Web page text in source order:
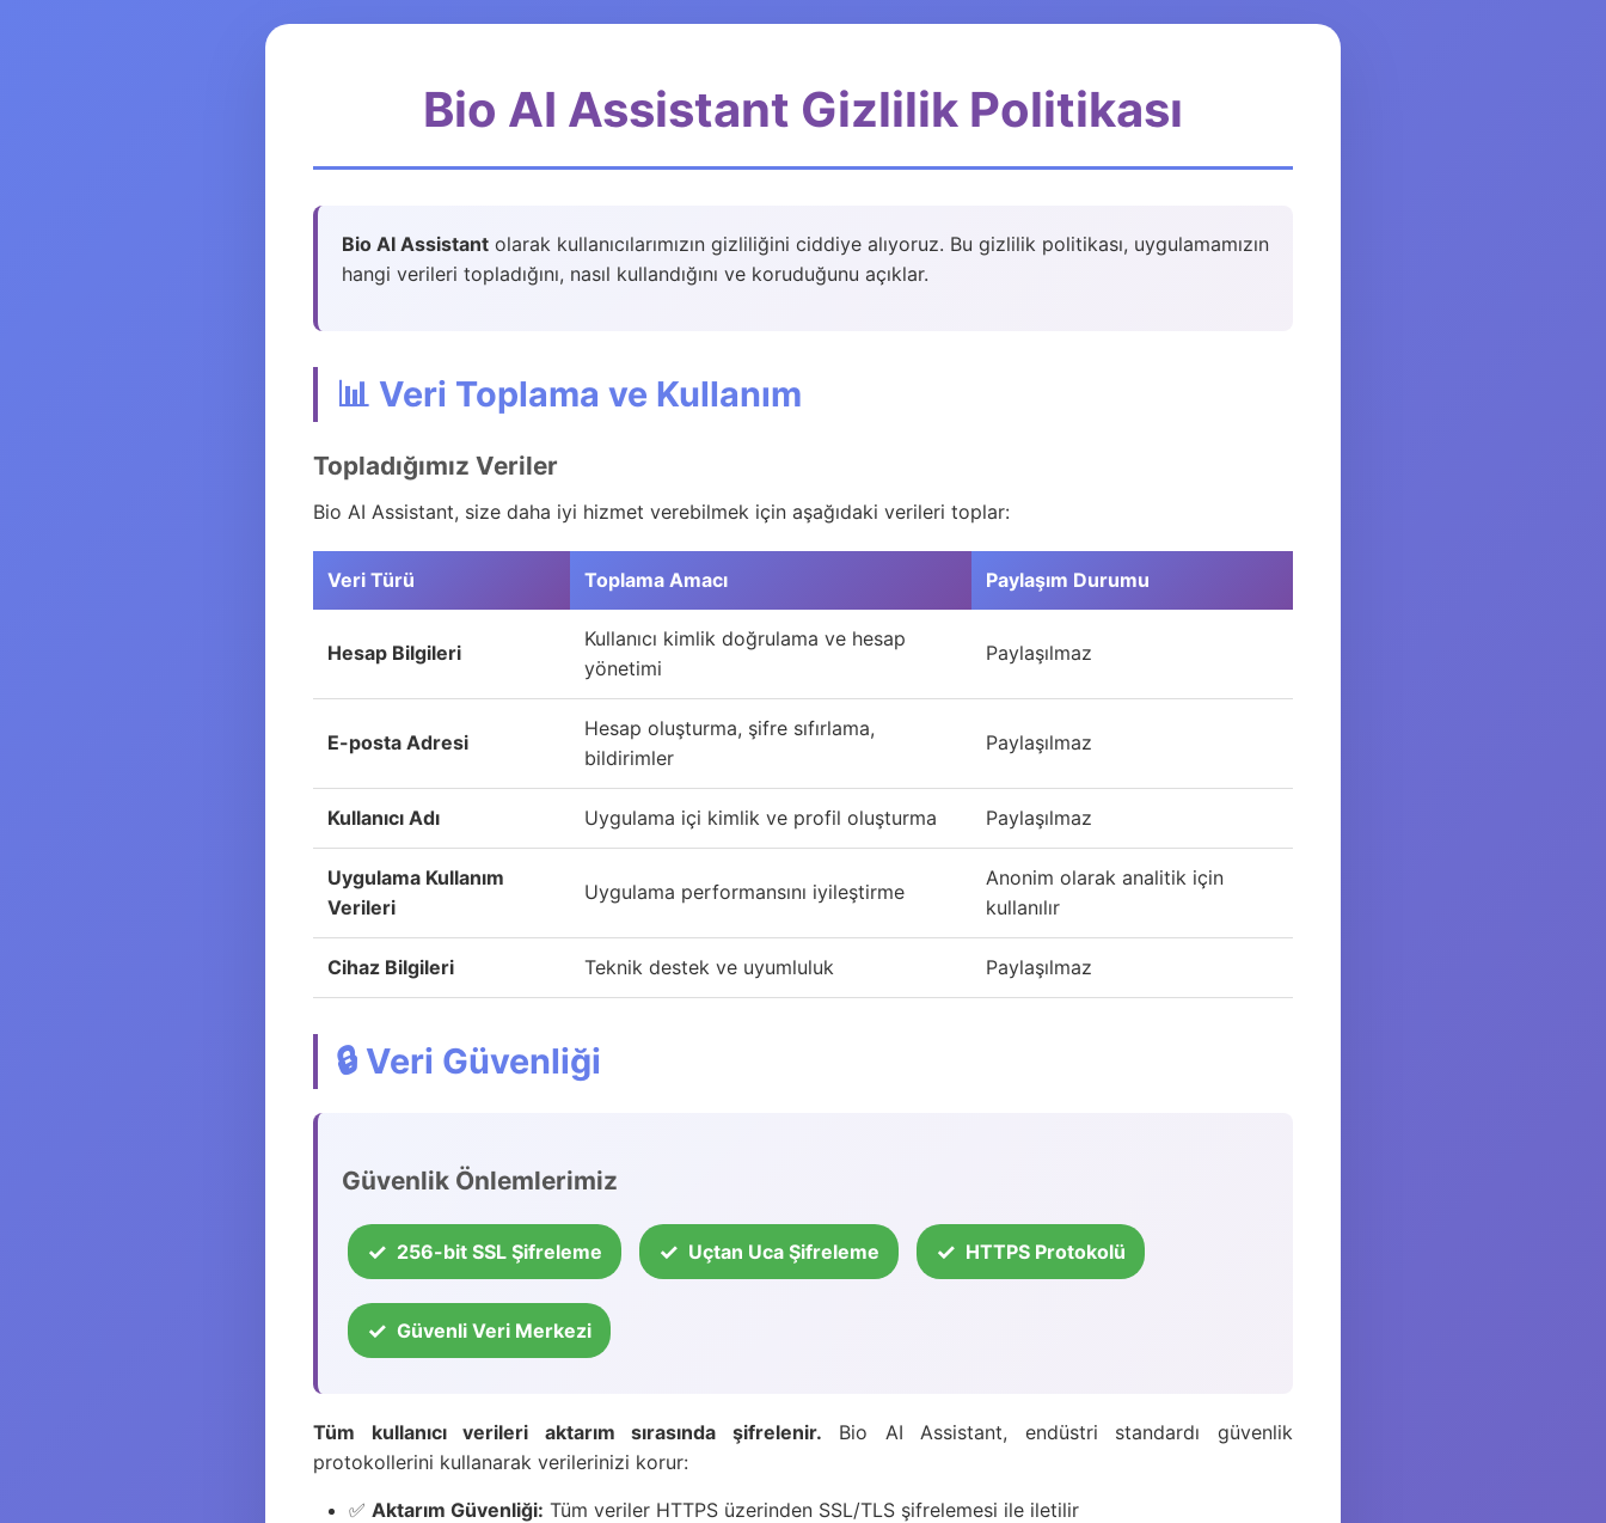
Bio AI Assistant Gizlilik Politikası
Bio AI Assistant olarak kullanıcılarımızın gizliliğini ciddiye alıyoruz. Bu gizlilik politikası, uygulamamızın
hangi verileri topladığını, nasıl kullandığını ve koruduğunu açıklar.
📊 Veri Toplama ve Kullanım
Topladığımız Veriler
Bio AI Assistant, size daha iyi hizmet verebilmek için aşağıdaki verileri toplar:
Veri Türü Toplama Amacı Paylaşım Durumu
Hesap Bilgileri
Kullanıcı kimlik doğrulama ve hesap
yönetimi
Paylaşılmaz
E-posta Adresi
Hesap oluşturma, şifre sıfırlama,
bildirimler
Paylaşılmaz
Kullanıcı Adı Uygulama içi kimlik ve profil oluşturma Paylaşılmaz
Uygulama Kullanım
Verileri
Uygulama performansını iyileştirme
Anonim olarak analitik için
kullanılır
Cihaz Bilgileri Teknik destek ve uyumluluk Paylaşılmaz
🔒 Veri Güvenliği
Güvenlik Önlemlerimiz
256-bit SSL Şifreleme Uçtan Uca Şifreleme HTTPS Protokolü
Güvenli Veri Merkezi
Tüm kullanıcı verileri aktarım sırasında şifrelenir. Bio AI Assistant, endüstri standardı güvenlik
protokollerini kullanarak verilerinizi korur:
✅ Aktarım Güvenliği: Tüm veriler HTTPS üzerinden SSL/TLS şifrelemesi ile iletilir